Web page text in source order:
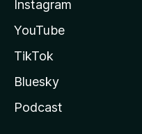
Instagram
YouTube
TikTok
Bluesky
Podcast